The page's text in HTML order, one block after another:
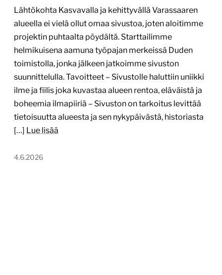
Lähtökohta Kasvavalla ja kehittyvällä Varassaaren
alueella ei vielä ollut omaa sivustoa, joten aloitimme
projektin puhtaalta pöydältä. Starttailimme
helmikuisena aamuna työpajan merkeissä Duden
toimistolla, jonka jälkeen jatkoimme sivuston
suunnittelulla. Tavoitteet – Sivustolle haluttiin uniikki
ilme ja fiilis joka kuvastaa alueen rentoa, eläväistä ja
boheemia ilmapiiriä – Sivuston on tarkoitus levittää
tietoisuutta alueesta ja sen nykypäivästä, historiasta
[…] Lue lisää
4.6.2026